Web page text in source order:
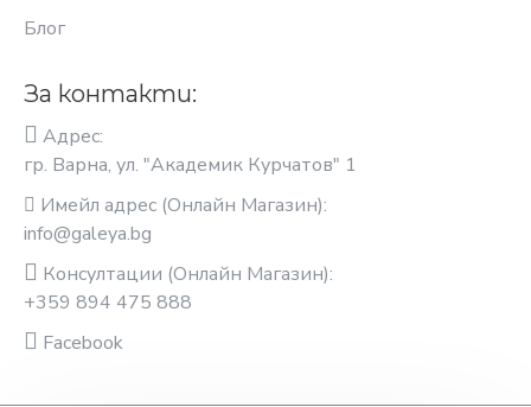
Блог
За контакти:
Адрес:
гр. Варна, ул. "Академик Курчатов" 1
Имейл адрес (Онлайн Магазин):
info@galeya.bg
Консултации (Онлайн Магазин):
+359 894 475 888
Facebook